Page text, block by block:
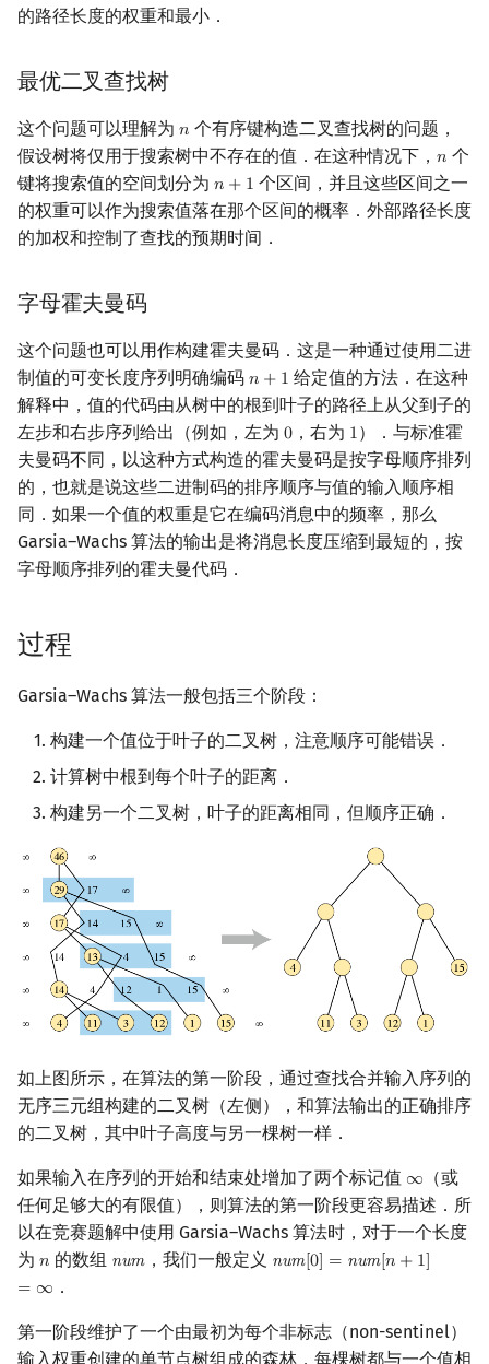
GUIDE
Sublime Text
OJ 工具
LaTeX 入门
Git
锦标赛排序
Tim 排序
构造
Alpha–Beta 剪枝
优化
计数 DP
动态 DP
概率 DP
DP 套 DP
DP 优化
其它 DP 方法
后缀数组 (SA)
后缀自动机 (SAM)
后缀平衡树
广义后缀自动机
后缀树
Manacher
回文树
序列自动机
最小表示法
Lyndon 分解
数论
中国剩余定理
升幂引理
同余方程
二次剩余
阶 & 原根
离散对数
莫比乌斯反演
杜教筛
Min_25 筛
洲阁筛
类欧几里德算法
连分数
二次域
Pell 方程
多项式与生成函数 符号化方法
Lagrange 反演
指数生成函数
组合数学
分拆数
范德蒙德卷积
线性代数
Jordan标准型
线性规划
抽象代数
概率论
博弈论
数值算法
序理论
Berlekamp–Massey 算法
ST 表
树状数组
线段树
划分树
二叉搜索树 & 平衡树
跳表
可持久化数据结构
树套树
K-D Tree
动态树
手指树
霍夫曼树
树哈希
树上随机游走
斯坦纳树
拆点
连通性相关
环计数问题
最小环
2-SAT
欧拉图
哈密顿图
二分图
平面图
网络流
图的匹配
矩阵树定理
LGV 引理
最大团搜索算法
图上随机游走
平面最近点对
随机增量法
反演变换
计算几何杂项
的路径长度的权重和最小．
最优二叉查找树
这个问题可以理解为 𝑛
n 个有序键构造二叉查找树的问题，
假设树将仅用于搜索树中不存在的值．在这种情况下， 𝑛
n 个
键将搜索值的空间划分为 𝑛 + 1
n +1
个区间，并且这些区间之一
的权重可以作为搜索值落在那个区间的概率．外部路径长度
的加权和控制了查找的预期时间．
字母霍夫曼码
这个问题也可以用作构建霍夫曼码．这是一种通过使用二进
制值的可变长度序列明确编码 𝑛 + 1
n +1
给定值的方法．在这种
解释中，值的代码由从树中的根到叶子的路径上从父到子的
左步和右步序列给出（例如，左为 0
0 ，右为 1
1）．与标准霍
夫曼码不同，以这种方式构造的霍夫曼码是按字母顺序排列
的，也就是说这些二进制码的排序顺序与值的输入顺序相
同．如果一个值的权重是它在编码消息中的频率，那么
Garsia–Wachs 算法的输出是将消息长度压缩到最短的，按
字母顺序排列的霍夫曼代码．
过程
Garsia–Wachs 算法一般包括三个阶段：
构建一个值位于叶子的二叉树，注意顺序可能错误．
计算树中根到每个叶子的距离．
构建另一个二叉树，叶子的距离相同，但顺序正确．
如上图所示，在算法的第一阶段，通过查找合并输入序列的
无序三元组构建的二叉树（左侧），和算法输出的正确排序
的二叉树，其中叶子高度与另一棵树一样．
如果输入在序列的开始和结束处增加了两个标记值 ∞
∞
（或
任何足够大的有限值），则算法的第一阶段更容易描述．所
以在竞赛题解中使用 Garsia–Wachs 算法时，对于一个长度
为 𝑛
n 的数组 num
num，我们一般定义 num[0] = num[𝑛 + 1]
= ∞
num[0 =num[n+1]= ∞
．
第一阶段维护了一个由最初为每个非标志（non-sentinel）
输入权重创建的单节点树组成的森林．每棵树都与一个值相